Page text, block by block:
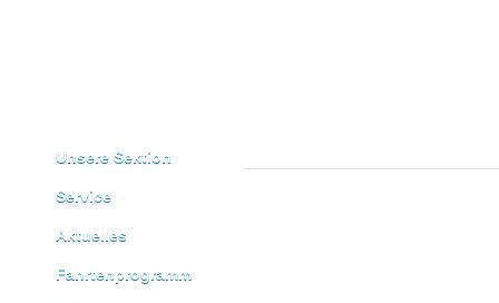
Unsere Sektion
Service
Aktuelles
Fahrtenprogramm